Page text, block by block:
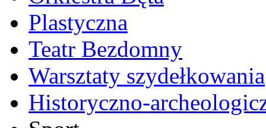
Plastyczna
Teatr Bezdomny
Warsztaty szydełkowania
Historyczno-